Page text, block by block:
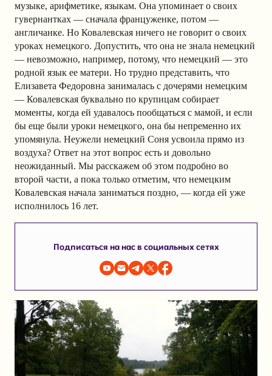
музыке, арифметике, языкам. Она упоминает о своих
гувернантках — сначала француженке, потом —
англичанке. Но Ковалевская ничего не говорит о своих
уроках немецкого. Допустить, что она не знала немецкий
— невозможно, например, потому, что немецкий — это
родной язык ее матери. Но трудно представить, что
Елизавета Федоровна занималась с дочерями немецким
— Ковалевская буквально по крупицам собирает
моменты, когда ей удавалось пообщаться с мамой, и если
бы еще были уроки немецкого, она бы непременно их
упомянула. Неужели немецкий Соня усвоила прямо из
воздуха? Ответ на этот вопрос есть и довольно
неожиданный. Мы расскажем об этом подробно во
второй части, а пока только отметим, что немецким
Ковалевская начала заниматься поздно, — когда ей уже
исполнилось 16 лет.
Подписаться на нас в социальных сетях